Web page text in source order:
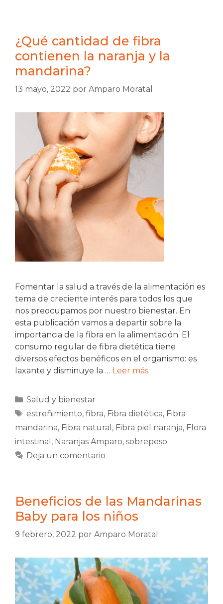
¿Qué cantidad de fibra
contienen la naranja y la
mandarina?
13 mayo, 2022 por Amparo Moratal
Fomentar la salud a través de la alimentación es
tema de creciente interés para todos los que
nos preocupamos por nuestro bienestar. En
esta publicación vamos a departir sobre la
importancia de la fibra en la alimentación. El
consumo regular de fibra dietética tiene
diversos efectos benéficos en el organismo: es
laxante y disminuye la … Leer más
Categorías
Salud y bienestar
Etiquetas
estreñimiento, fibra, Fibra dietética, Fibra
mandarina, Fibra natural , Fibra piel naranja, Flora
intestinal , Naranjas Amparo, sobrepeso
Deja un comentario
Beneficios de las Mandarinas
Baby para los niños
9 febrero, 2022 por Amparo Moratal